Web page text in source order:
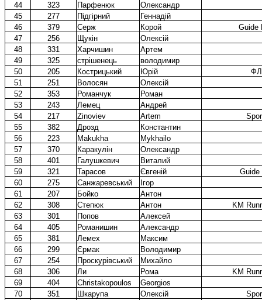
44
323 Парфенюк
Олександр
45
277 Підгірний
Геннадій
46
379 Серж Корой
Guide
47
256 Щукін
Олексій
48
331 Харчишин
Артем
49
325 стрішенець
володимир
50
205 Кострицький Юрій
51
251 Волосян
Олексій
52
353 Романчук
Роман
53
243 Лемец
Андрей
54
217 Zinoviev Artem
55
382 Дрозд
Константин
56
223 Makukha
Mykhailo
57
370 Каракулін
Олександр
58
401 Галушкевич
Виталий
59
321 Тарасов Євгеній
Guide
60
275 Санжаревський
Iгор
61
207 Бойко
Антон
62
308 Степюк Антон
KM
63
301 Попов
Алексей
64
405 Романишин
Александр
65
381 Лемех
Максим
66
299 Єрмак
Володимир
67
254 Проскурівський
Михайло
68
306 Ли Рома
KM
69
404 Christakopoulos
Georgios
70
351 Шкарупа Олексій